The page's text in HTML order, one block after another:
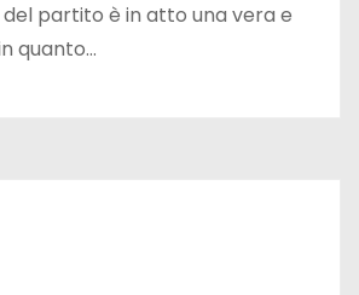
del partito è in atto una vera e
quanto…